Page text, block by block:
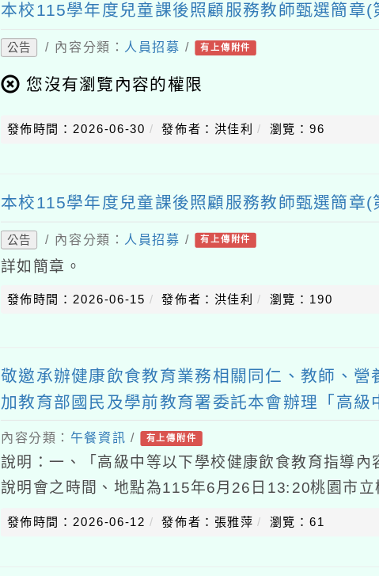
本校115學年度兒童課後照顧服務教師甄選簡章(
公告 / 內容分類： 人員招募 / 有上傳附件
您沒有瀏覽內容的權限
發佈時間：2026-06-30 發佈者：洪佳利 瀏覽：96
本校115學年度兒童課後照顧服務教師甄選簡章(
公告 / 內容分類： 人員招募 / 有上傳附件
詳如簡章。
發佈時間：2026-06-15 發佈者：洪佳利 瀏覽：190
敬邀承辦健康飲食教育業務相關同仁、教師、營
加教育部國民及學前教育署委託本會辦理「高級
康飲食教育指導內容及規劃」全國說明會
內容分類： 午餐資訊 / 有上傳附件
說明：一、「高級中等以下學校健康飲食教育指導內
說明會之時間、地點為115年6月26日13:20桃園市立
校（桃園市桃園區成功路三段38號），簡章如附件。
發佈時間：2026-06-12 發佈者：張雅萍 瀏覽：61